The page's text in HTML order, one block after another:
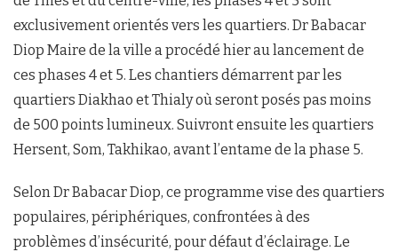
exclusivement orientés vers les quartiers. Dr Babacar
Diop Maire de la ville a procédé hier au lancement de
ces phases 4 et 5. Les chantiers démarrent par les
quartiers Diakhao et Thialy où seront posés pas moins
de 500 points lumineux. Suivront ensuite les quartiers
Hersent, Som, Takhikao, avant l’entame de la phase 5.
Selon Dr Babacar Diop, ce programme vise des quartiers
populaires, périphériques, confrontées à des
problèmes d’insécurité, pour défaut d’éclairage. Le